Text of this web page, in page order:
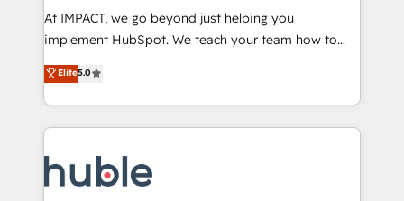
WooCommerce 💲 Stripe or Paypal 💰 Sage or
Netsuite 🤖 Google or Microsoft ✍️ DocuSign or
the rare Advanced "Custom Integrations"
Accreditation, securely sync data across... 🔄 any
new HubSpot portal with Advanced Website and
CRM Migrations using our in-house "HubScrub" Tool.
At IMPACT, we go beyond just helping you
implement HubSpot. We teach your team how to
master it. As the creators of the Endless Customers
System™ (the next evolution of They Ask, You
Answer), we’re the only HubSpot partner built
entirely around coaching and training. That means
skills, processes, and internal team you need to
attract the right buyers, close deals faster, and grow
Elite5.0